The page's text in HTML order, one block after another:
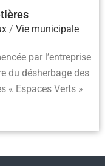
/ Vie municipale
par l’entreprise
du désherbage des
« Espaces Verts »